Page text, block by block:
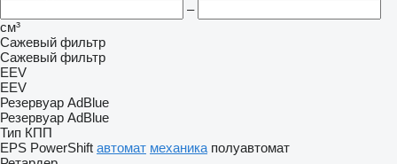
–
см³
Сажевый фильтр
Сажевый фильтр
EEV
EEV
Резервуар AdBlue
Резервуар AdBlue
Тип КПП
EPS PowerShift автомат механика полуавтомат